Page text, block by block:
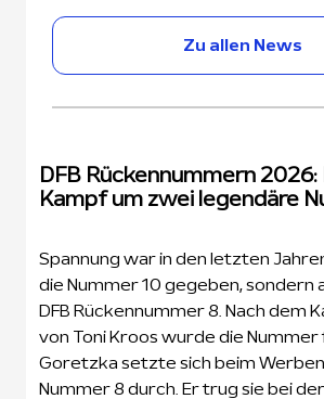
Zu allen News
DFB Rückennummern 2026:
Kampf um zwei legendäre
Spannung war in den letzten
die Nummer 10 gegeben, sondern
DFB Rückennummer 8. Nach dem
von Toni Kroos wurde die Nummer
Goretzka setzte sich beim
Nummer 8 durch. Er trug sie bei